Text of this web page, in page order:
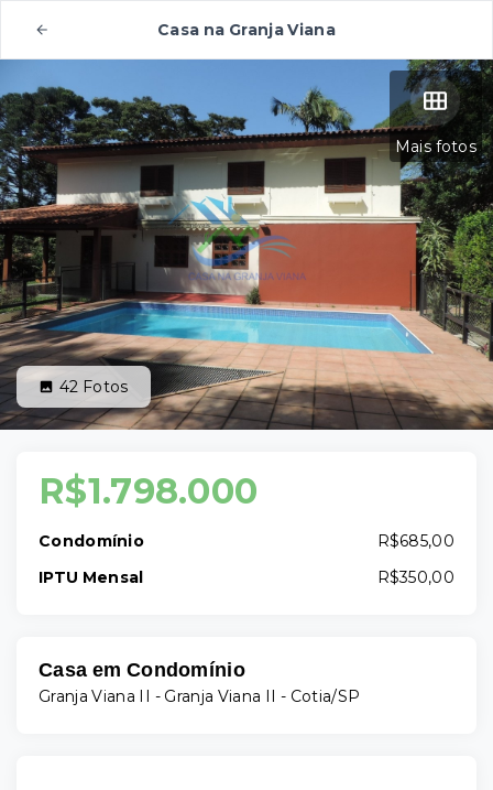
Casa na Granja Viana
Mais fotos
42 Fotos
R$1.798.000
Condomínio
R$685,00
IPTU Mensal
R$350,00
Casa em Condomínio
Granja Viana II - Granja Viana II - Cotia/SP